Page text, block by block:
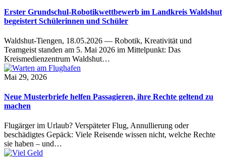
Erster Grundschul-Robotikwettbewerb im Landkreis Waldshut
begeistert Schülerinnen und Schüler
Waldshut-Tiengen, 18.05.2026 — Robotik, Kreativität und
Teamgeist standen am 5. Mai 2026 im Mittelpunkt: Das
Kreismedienzentrum Waldshut…
Mai 29, 2026
Neue Musterbriefe helfen Passagieren, ihre Rechte geltend zu
machen
Flugärger im Urlaub? Verspäteter Flug, Annullierung oder
beschädigtes Gepäck: Viele Reisende wissen nicht, welche Rechte
sie haben – und…